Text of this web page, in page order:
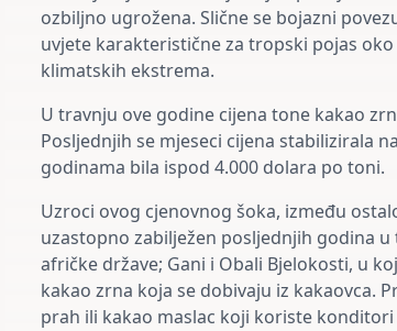
ozbiljno ugrožena. Slične se bojazni
uvjete karakteristične za tropski pojas
klimatskih ekstrema.
U travnju ove godine cijena tone kakao
Posljednjih se mjeseci cijena stabilizirala
godinama bila ispod 4.000 dolara po toni.
Uzroci ovog cjenovnog šoka, između
uzastopno zabilježen posljednjih godina
afričke države; Gani i Obali Bjelokosti, u
kakao zrna koja se dobivaju iz kakaovca.
prah ili kakao maslac koji koriste